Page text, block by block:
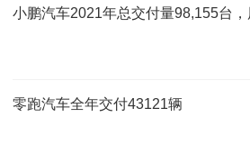
小鹏汽车2021年总交付量98,155台
零跑汽车全年交付43121辆